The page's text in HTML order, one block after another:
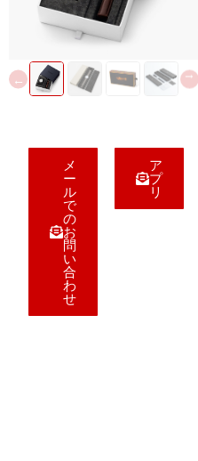
メ
ー
ル
で
の
お
問
い
合
わ
せ
ア
プ
リ